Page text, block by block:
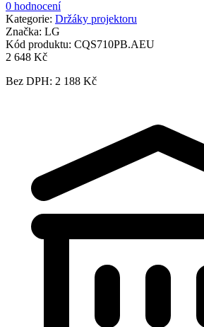
0 hodnocení
Kategorie: Držáky projektoru
Značka: LG
Kód produktu: CQS710PB.AEU
2 648 Kč
Bez DPH: 2 188 Kč